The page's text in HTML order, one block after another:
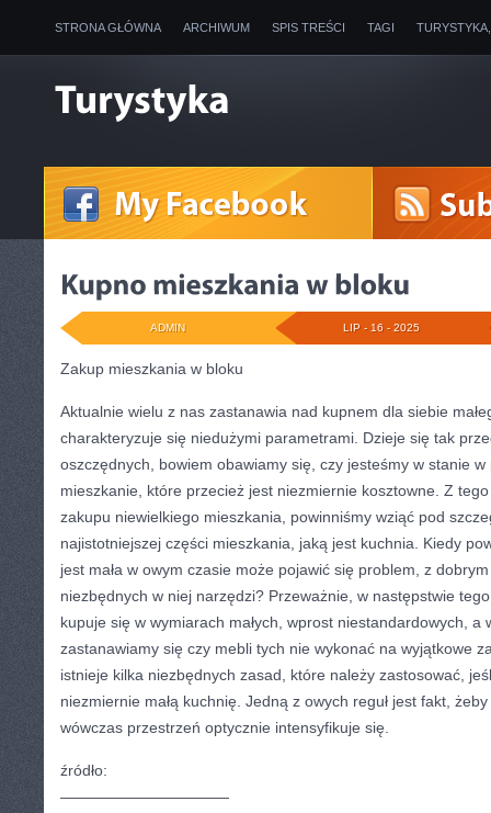
STRONA GŁÓWNA ARCHIWUM SPIS TREŚCI TAGI
LIP - 16 - 2025
ADMIN
Zakup mieszkania w bloku
Aktualnie wielu z nas zastanawia nad kupnem dla siebie
charakteryzuje się niedużymi parametrami. Dzieje się tak
oszczędnych, bowiem obawiamy się, czy jesteśmy w stanie w
mieszkanie, które przecież jest niezmiernie kosztowne. Z
zakupu niewielkiego mieszkania, powinniśmy wziąć pod
najistotniejszej części mieszkania, jaką jest kuchnia. Kiedy
jest mała w owym czasie może pojawić się problem, z
niezbędnych w niej narzędzi? Przeważnie, w następstwie
kupuje się w wymiarach małych, wprost niestandardowych, a
zastanawiamy się czy mebli tych nie wykonać na wyjątkowe
istnieje kilka niezbędnych zasad, które należy zastosować,
niezmiernie małą kuchnię. Jedną z owych reguł jest fakt,
wówczas przestrzeń optycznie intensyfikuje się.
źródło:
———————————